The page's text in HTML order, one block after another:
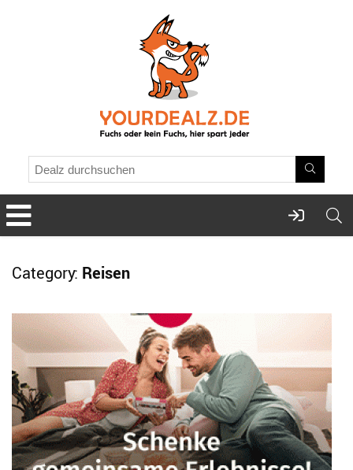
Category: Reisen